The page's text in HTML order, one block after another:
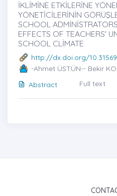
İKLİMİNE ETKİLERİNE
YÖNETİCİLERİNİN
SCHOOL
EFFECTS OF TEACHERS'
SCHOOL CLİMATE
http://dx.doi.org/
-Ahmet ÜSTÜN-- Bekir
Abstract
Full text